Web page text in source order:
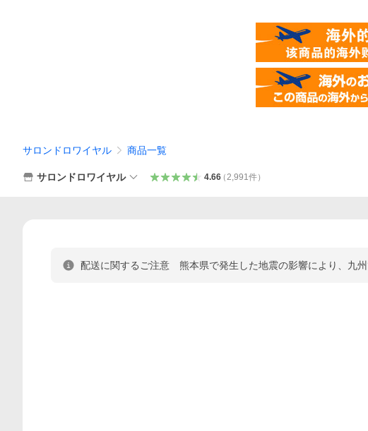
サロンドロワイヤル 商品一覧
サロンドロワイヤル 4.66（2,991件）
配送に関するご注意 熊本県で発生した地震の影響により、九州